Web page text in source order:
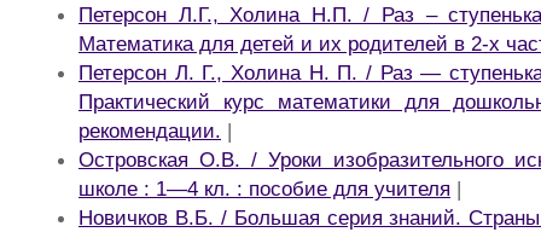
Петерсон Л.Г., Холина Н.П. / Раз –
Математика для детей и их родителей в 2-х
Петерсон Л. Г., Холина Н. П. / Раз —
Практический курс математики для
рекомендации. |
Островская О.В. / Уроки изобразительного
школе : 1—4 кл. : пособие для учителя |
Новичков В.Б. / Большая серия знаний.